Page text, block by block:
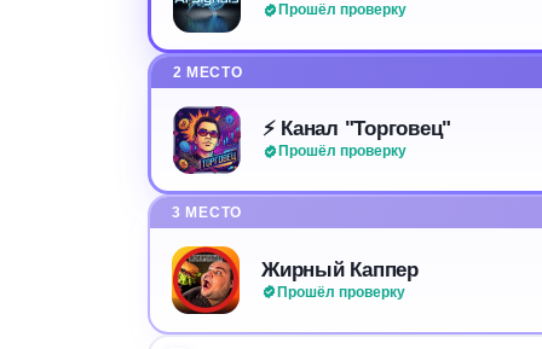
Прошёл проверку
2 МЕСТО
⚡️ Канал "Торговец"
Прошёл проверку
3 МЕСТО
Жирный Каппер
Прошёл проверку